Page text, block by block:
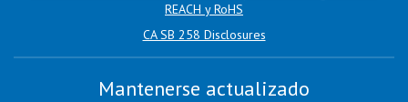
REACH y RoHS
CA SB 258 Disclosures
Mantenerse actualizado